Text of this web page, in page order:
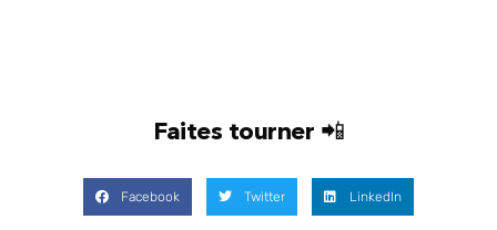
Faites tourner 📲
Facebook Twitter LinkedIn